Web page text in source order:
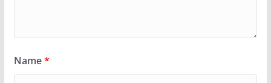
Name*